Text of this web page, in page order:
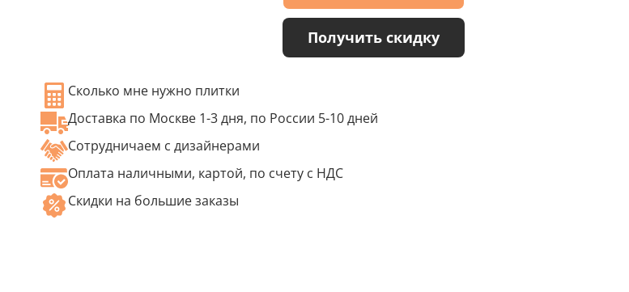
Получить скидку
Сколько мне нужно плитки
Доставка по Москве 1-3 дня, по России 5-10 дней
Сотрудничаем с дизайнерами
Оплата наличными, картой, по счету с НДС
Скидки на большие заказы